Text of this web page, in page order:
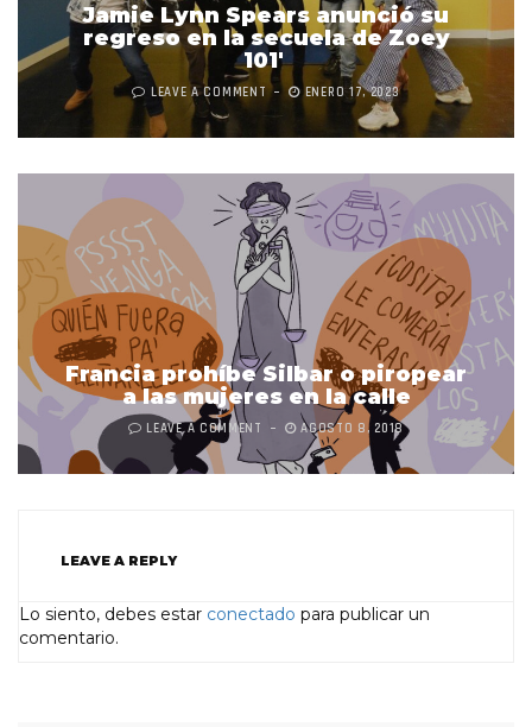
Jamie Lynn Spears anunció su
regreso en la secuela de Zoey
101′
LEAVE A COMMENT ENERO 17, 2023
Francia prohíbe Silbar o piropear
a las mujeres en la calle
LEAVE A COMMENT AGOSTO 8, 2018
LEAVE A REPLY
Lo siento, debes estar conectado para publicar un
comentario.